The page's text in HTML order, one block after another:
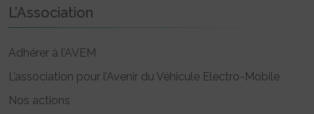
L’Association
Adhérer à l’AVEM
L’association pour l’Avenir du Véhicule Electro-Mobile
Nos actions